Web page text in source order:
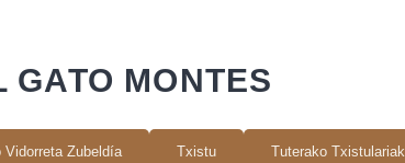
GATO MONTES
Vidorreta Zubeldía Txistu Tuterako Txistulariak